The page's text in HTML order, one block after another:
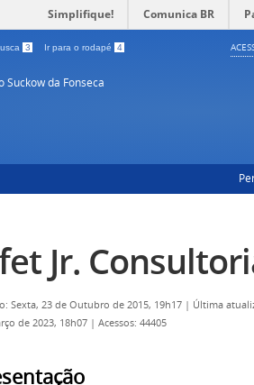
Simplifique! Comunica BR
3 Ir para o rodapé 4
Suckow da Fonseca
Jr.
Sexta, 23 de Outubro de 2015, 19h17 | Última
de 2023, 18h07 | Acessos: 44405